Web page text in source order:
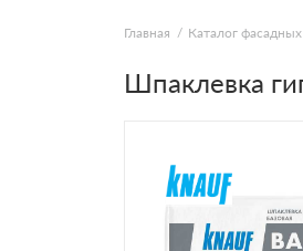
Виниловый
Акриловый
Главная Каталог
Шпаклевка